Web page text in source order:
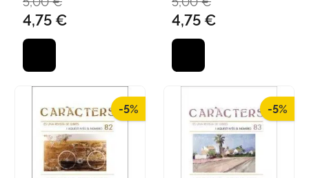
4,75 € 4,75 €
-5% -5%